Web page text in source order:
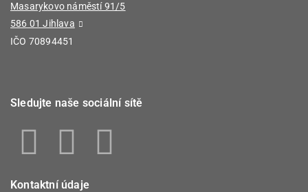
Masarykovo náměstí 91/5
586 01 Jihlava
IČO 70894451
Sledujte naše sociální sítě
Kontaktní údaje